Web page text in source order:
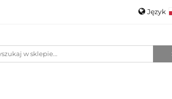
Język
Ceramika
O mnie